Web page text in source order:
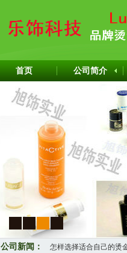
首页 公司简介
4
公司新闻：
怎样选择适合自己的烫